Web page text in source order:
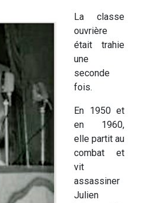
La classe
ouvrière
était trahie
une
seconde
fois.
En 1950 et
en 1960,
elle partit au
combat et
vit
assassiner
Julien